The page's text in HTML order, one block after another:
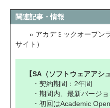
関連記事・情報
» アカデミックオープン
サイト）
【SA（ソフトウェアアシ
・契約期間：2年間
・期間内、最新バージョ
・初回はAcademic